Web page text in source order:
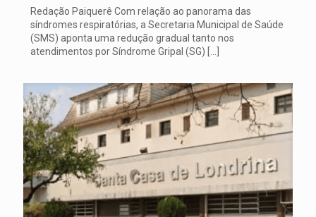
Redação Paiquerê Com relação ao panorama das
síndromes respiratórias, a Secretaria Municipal de Saúde
(SMS) aponta uma redução gradual tanto nos
atendimentos por Síndrome Gripal (SG)